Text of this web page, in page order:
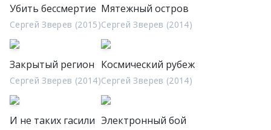
Убить бессмертие
Сергей Зверев (2015)
Мятежный остров
Сергей Зверев (2014)
Закрытый регион
Сергей Зверев (2014)
Космический рубеж
Сергей Зверев (2014)
И не таких гасили Электронный бой